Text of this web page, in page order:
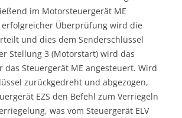
im Motorsteuergerät ME
erfolgreicher Überprüfung wird die
und dies dem Senderschlüssel
Stellung 3 (Motorstart) wird das
das Steuergerät ME angesteuert. Wird
zurückgedreht und abgezogen,
EZS den Befehl zum Verriegeln
was vom Steuergerät ELV